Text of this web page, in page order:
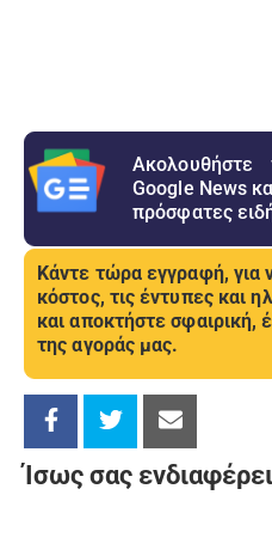
Ακολουθήστε
Google News
πρόσφατες
Κάντε τώρα εγγραφή, για
κόστος, τις έντυπες και
και αποκτήστε σφαιρική,
της αγοράς μας.
Ίσως σας ενδιαφέρει